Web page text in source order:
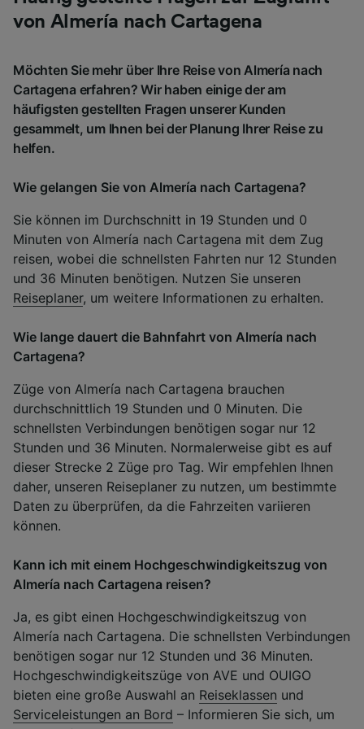
von Almería nach Cartagena
Möchten Sie mehr über Ihre Reise von Almería nach
Cartagena erfahren? Wir haben einige der am
häufigsten gestellten Fragen unserer Kunden
gesammelt, um Ihnen bei der Planung Ihrer Reise zu
helfen.
Wie gelangen Sie von Almería nach Cartagena?
Sie können im Durchschnitt in 19 Stunden und 0
Minuten von Almería nach Cartagena mit dem Zug
reisen, wobei die schnellsten Fahrten nur 12 Stunden
und 36 Minuten benötigen. Nutzen Sie unseren
Reiseplaner, um weitere Informationen zu erhalten.
Wie lange dauert die Bahnfahrt von Almería nach
Cartagena?
Züge von Almería nach Cartagena brauchen
durchschnittlich 19 Stunden und 0 Minuten. Die
schnellsten Verbindungen benötigen sogar nur 12
Stunden und 36 Minuten. Normalerweise gibt es auf
dieser Strecke 2 Züge pro Tag. Wir empfehlen Ihnen
daher, unseren Reiseplaner zu nutzen, um bestimmte
Daten zu überprüfen, da die Fahrzeiten variieren
können.
Kann ich mit einem Hochgeschwindigkeitszug von
Almería nach Cartagena reisen?
Ja, es gibt einen Hochgeschwindigkeitszug von
Almería nach Cartagena. Die schnellsten Verbindungen
benötigen sogar nur 12 Stunden und 36 Minuten.
Hochgeschwindigkeitszüge von AVE und OUIGO
bieten eine große Auswahl an Reiseklassen und
Serviceleistungen an Bord – Informieren Sie sich, um